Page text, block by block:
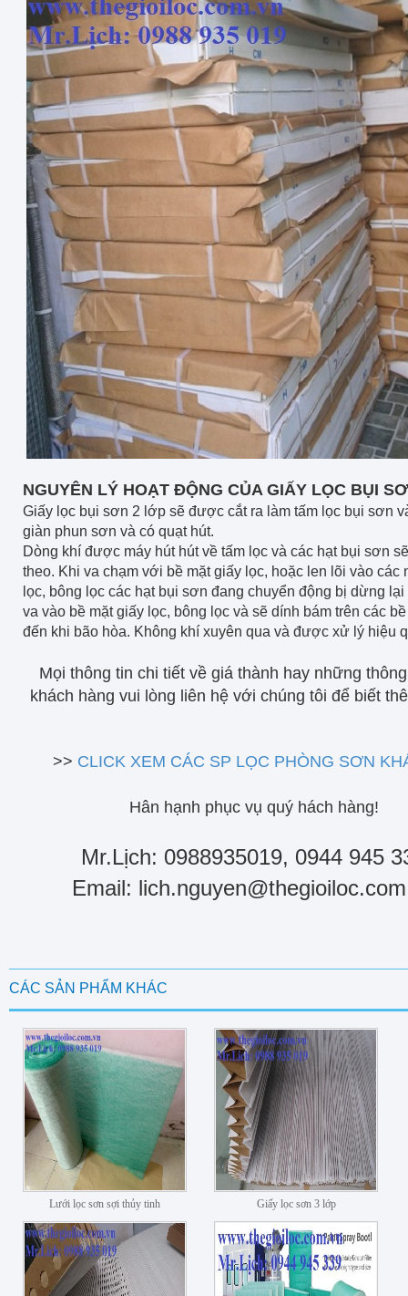
NGUYÊN LÝ HOẠT ĐỘNG CỦA GIẤY LỌC BỤI
Giấy lọc bụi sơn 2 lớp sẽ được cắt ra làm tấm lọc bụi sơn
giàn phun sơn và có quạt hút.
Dòng khí được máy hút hút về tấm lọc và các hạt bụi sơn
theo. Khi va chạm với bề mặt giấy lọc, hoặc len lõi vào các
lọc, bông lọc các hạt bụi sơn đang chuyển động bị dừng lại
va vào bề mặt giấy lọc, bông lọc và sẽ dính bám trên các
đến khi bão hòa. Không khí xuyên qua và được xử lý hiệu
Mọi thông tin chi tiết về giá thành hay những
khách hàng vui lòng liên hệ với chúng tôi để biết
>> CLICK XEM CÁC SP LỌC PHÒNG SƠN
Hân hạnh phục vụ quý hách hàng!
Mr.Lịch: 0988935019, 0944 945
Email:
CÁC SẢN PHẨM KHÁC
Lưới lọc sơn sợi thủy tinh Giấy lọc sơn 3 lớp